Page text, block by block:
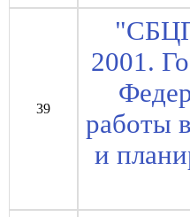
39
2001.
работы
и